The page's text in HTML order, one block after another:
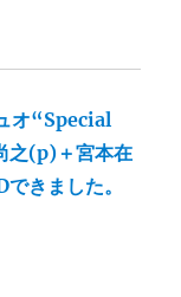
オ“Special
之(p)＋宮本在
きました。